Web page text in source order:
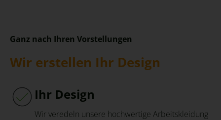
Ganz nach Ihren Vorstellungen
Wir erstellen Ihr Design
Ihr Design
Wir veredeln unsere hochwertige Arbeitskleidung